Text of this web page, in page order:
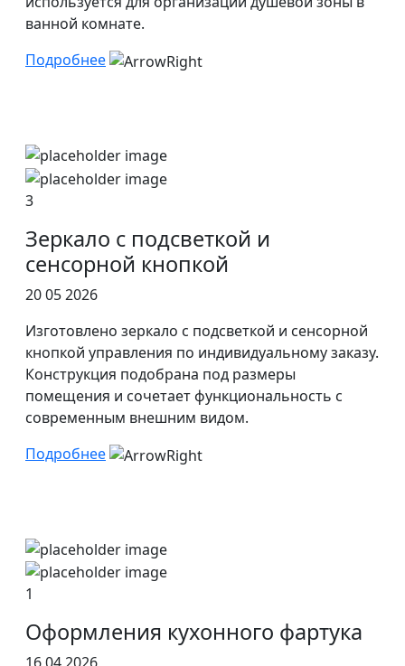
ванной комнате.
Подробнее
3
Зеркало с подсветкой и
сенсорной кнопкой
20 05 2026
Изготовлено зеркало с подсветкой и сенсорной
кнопкой управления по индивидуальному заказу.
Конструкция подобрана под размеры
помещения и сочетает функциональность с
современным внешним видом.
Подробнее
1
Оформления кухонного фартука